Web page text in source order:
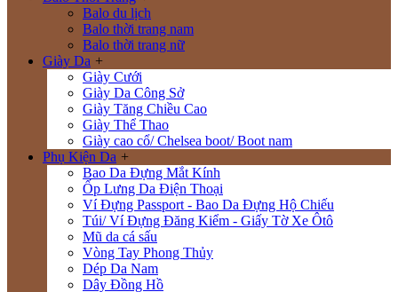
Balo du lịch
Balo thời trang nam
Balo thời trang nữ
Giày Da +
Giày Cưới
Giày Da Công Sở
Giày Tăng Chiều Cao
Giày Thể Thao
Giày cao cổ/ Chelsea boot/ Boot nam
Phụ Kiện Da +
Bao Da Đựng Mắt Kính
Ốp Lưng Da Điện Thoại
Ví Đựng Passport - Bao Da Đựng Hộ Chiếu
Túi/ Ví Đựng Đăng Kiểm - Giấy Tờ Xe Ôtô
Mũ da cá sấu
Vòng Tay Phong Thủy
Dép Da Nam
Dây Đồng Hồ